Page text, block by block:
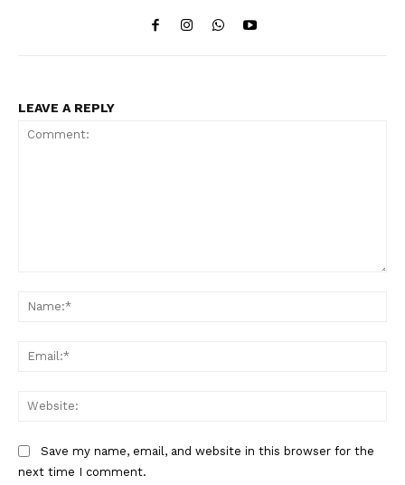
LEAVE A REPLY
Save my name, email, and website in this browser for the
next time I comment.